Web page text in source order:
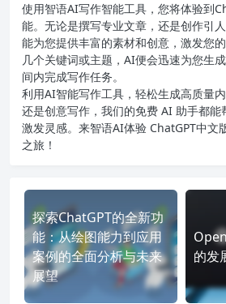
使用智语AI写作智能工具，您将体验到
能。无论是撰写专业文章，还是创作引
能为您提供丰富的素材和创意，激发您
几个关键词或主题，AI便会迅速为您生
间内完成写作任务。
利用AI智能写作工具，轻松生成高质量
还是创意写作，我们的免费 AI 助手都能
激发灵感。来智语AI体验 ChatGPT中文
之旅！
探索ChatGPT的全新功
能：从绘图能力到应用
案例的全面分析与未来
展望
的发